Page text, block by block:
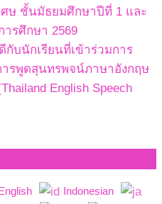
ศษ ชั้นมัธยมศึกษาปีที่ 1 และ
รศึกษา 2569
บนักเรียนที่เข้าร่วมการ
รพูดสุนทรพจน์ภาษาอังกฤษ
English Speech
Indonesian